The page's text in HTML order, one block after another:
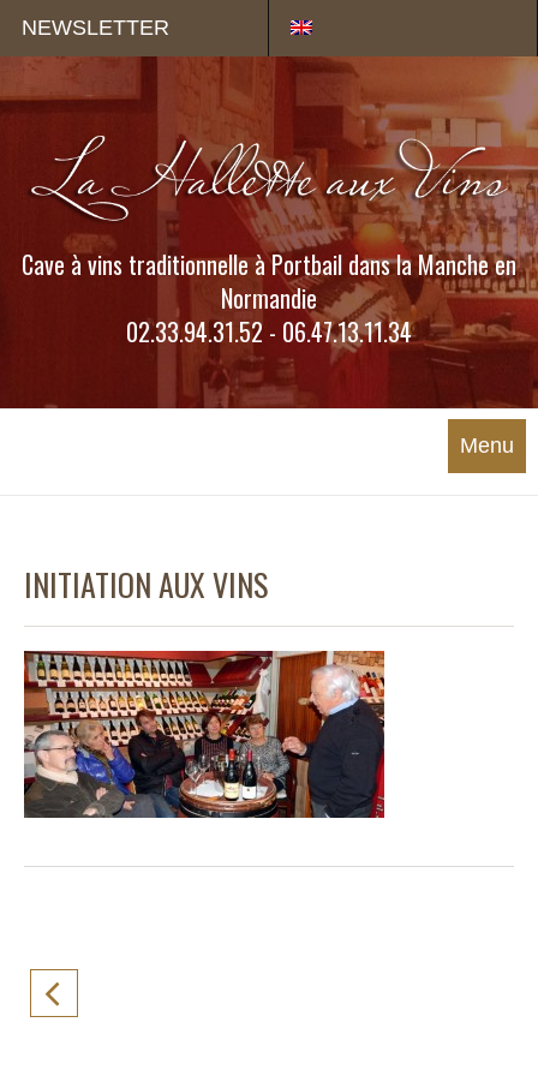
NEWSLETTER
Cave à vins traditionnelle à Portbail dans la Manche en
Normandie
02.33.94.31.52 - 06.47.13.11.34
Menu
INITIATION AUX VINS
Panneau de gestion des cookies